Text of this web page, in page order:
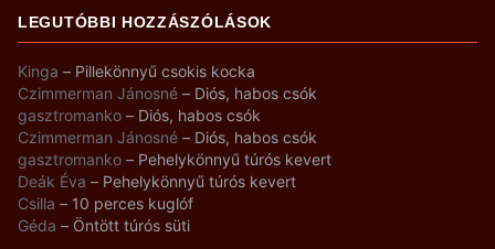
LEGUTÓBBI HOZZÁSZÓLÁSOK
Kinga – Pillekönnyű csokis kocka
Czimmerman Jánosné – Diós, habos csók
gasztromanko – Diós, habos csók
Czimmerman Jánosné – Diós, habos csók
gasztromanko – Pehelykönnyű túrós kevert
Deák Éva – Pehelykönnyű túrós kevert
Csilla – 10 perces kuglóf
Géda – Öntött túrós süti